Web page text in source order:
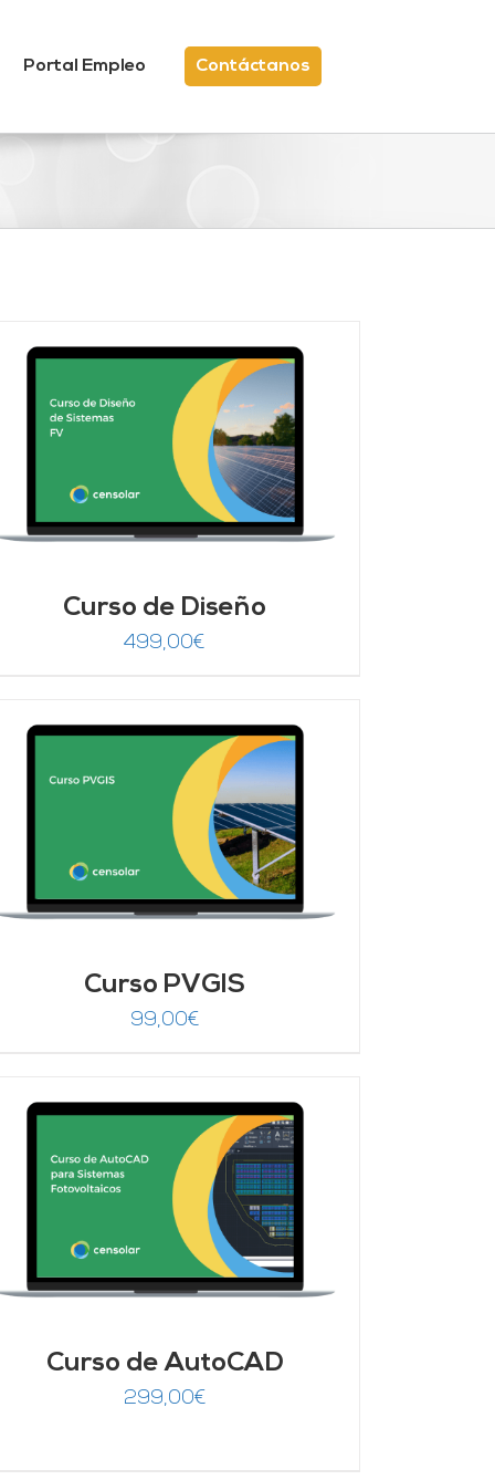
Portal Empleo Contáctanos
Curso de Diseño
499,00€
Curso PVGIS
99,00€
Curso de AutoCAD
299,00€